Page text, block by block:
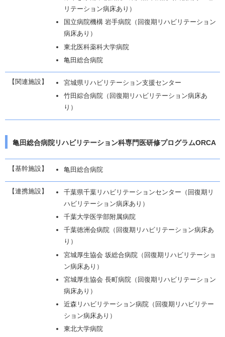
リテーション病床あり）
国立病院機構 岩手病院（回復期リハビリテーション
病床あり）
東北医科薬科大学病院
亀田総合病院
【関連施設】
宮城県リハビリテーション支援センター
竹田綜合病院（回復期リハビリテーション病床あ
り）
亀田総合病院リハビリテーション科専門医研修プログラムORCA
【基幹施設】 亀田総合病院
【連携施設】
千葉県千葉リハビリテーションセンター（回復期リ
ハビリテーション病床あり）
千葉大学医学部附属病院
千葉徳洲会病院（回復期リハビリテーション病床あ
り）
宮城厚生協会 坂総合病院（回復期リハビリテーショ
ン病床あり）
宮城厚生協会 長町病院（回復期リハビリテーション
病床あり）
近森リハビリテーション病院（回復期リハビリテー
ション病床あり）
東北大学病院